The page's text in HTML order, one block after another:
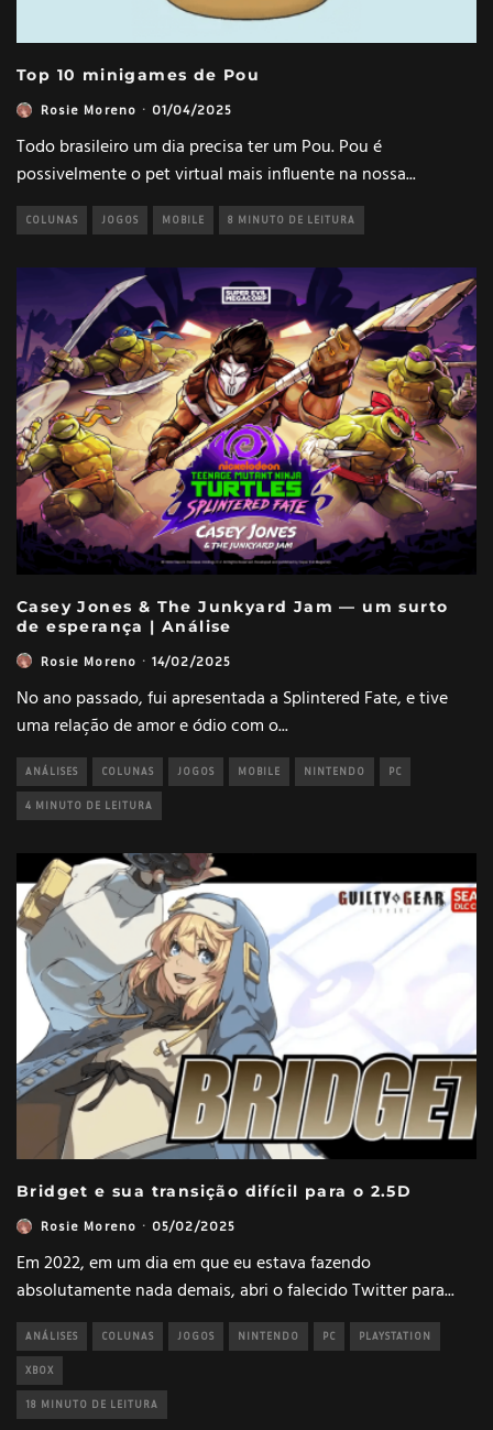
Top 10 minigames de Pou
Rosie Moreno · 01/04/2025
Todo brasileiro um dia precisa ter um Pou. Pou é
possivelmente o pet virtual mais influente na nossa...
COLUNAS JOGOS MOBILE 8 MINUTO DE LEITURA
Casey Jones & The Junkyard Jam — um surto
de esperança | Análise
Rosie Moreno · 14/02/2025
No ano passado, fui apresentada a Splintered Fate, e tive
uma relação de amor e ódio com o...
ANÁLISES COLUNAS JOGOS MOBILE NINTENDO PC
4 MINUTO DE LEITURA
Bridget e sua transição difícil para o 2.5D
Rosie Moreno · 05/02/2025
Em 2022, em um dia em que eu estava fazendo
absolutamente nada demais, abri o falecido Twitter para...
ANÁLISES COLUNAS JOGOS NINTENDO PC PLAYSTATION
XBOX
18 MINUTO DE LEITURA